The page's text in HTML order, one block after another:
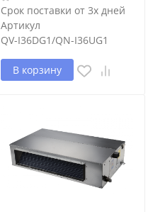
Срок поставки от 3х дней
Артикул
QV-I36DG1/QN-I36UG1
В корзину